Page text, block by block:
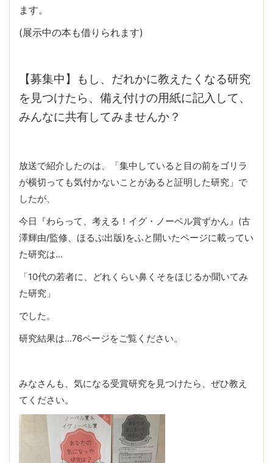
ます。
(展示中の本も借りられます)
【募集中】もし、だれかに教えたくなる研究
を見つけたら、備え付けの用紙に記入して、
みんなに共有してみませんか？
放送で紹介したのは、「集中していると目の前をゴリラ
が横切っても気付かないことがあると証明した研究」で
したが、
今日『わらって、考える！イグ・ノーベル賞ずかん』(古
澤輝由/監修、ほるぷ出版)をふと開いたページに載ってい
た研究は…
「10代の若者に、どれくらい鼻くそをほじるか聞いてみ
た研究」
でした。
研究結果は…76ページをご覧ください。
みなさんも、気になる受賞研究を見つけたら、ぜひ教え
てください。